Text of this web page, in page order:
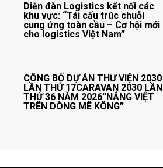
Diễn đàn Logistics kết nối các
khu vực: “Tái cấu trúc chuỗi
cung ứng toàn cầu – Cơ hội mới
cho logistics Việt Nam”
CÔNG BỐ DỰ ÁN THƯ VIỆN 2030
LẦN THỨ 17CARAVAN 2030 LẦN
THỨ 36 NĂM 2026”NẮNG VIỆT
TRÊN DÒNG MÊ KÔNG”